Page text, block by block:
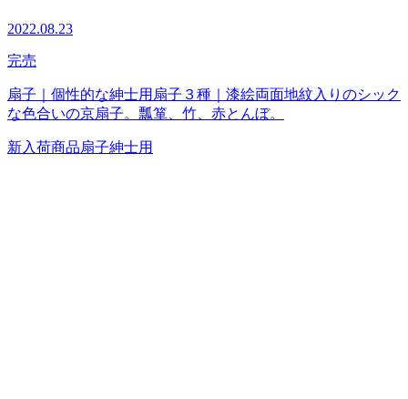
2022.08.23
完売
扇子｜個性的な紳士用扇子３種｜漆絵両面地紋入りのシック
な色合いの京扇子。瓢箪、竹、赤とんぼ。
新入荷商品扇子紳士用